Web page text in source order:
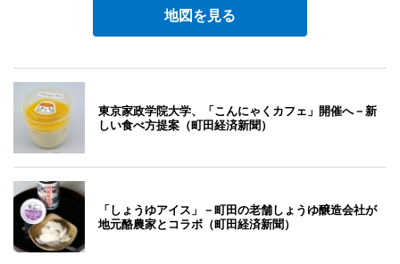
地図を見る
東京家政学院大学、「こんにゃくカフェ」開催へ－新
しい食べ方提案（町田経済新聞）
「しょうゆアイス」－町田の老舗しょうゆ醸造会社が
地元酪農家とコラボ（町田経済新聞）